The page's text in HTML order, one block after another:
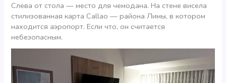
Слева от стола — место для чемодана. На стене висела
стилизованная карта Callao — района Лимы, в котором
находится аэропорт. Если что, он считается
небезопасным.